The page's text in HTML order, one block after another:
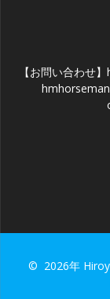
【お問い合わせ
© 2026年